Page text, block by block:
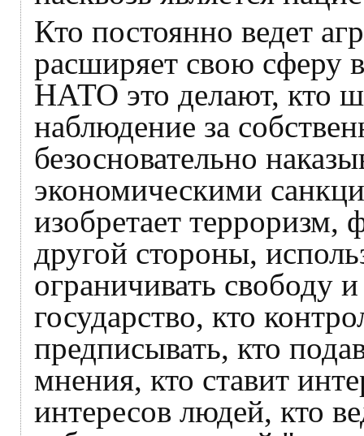
Кто постоянно ведет
расширяет свою сферу
НАТО это делают, кто
наблюдение за
безосновательно
экономическими
изобретает терроризм,
другой стороны,
ограничивать свободу
государство, кто
предписывать, кто
мнения, кто ставит
интересов людей, кто